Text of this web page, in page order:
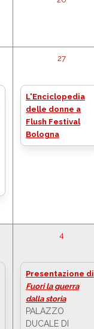
27
L'Enciclopedia
delle donne a
Flush Festival
Bologna
4
Presentazione di
Fuori la guerra
dalla storia
PALAZZO
DUCALE DI